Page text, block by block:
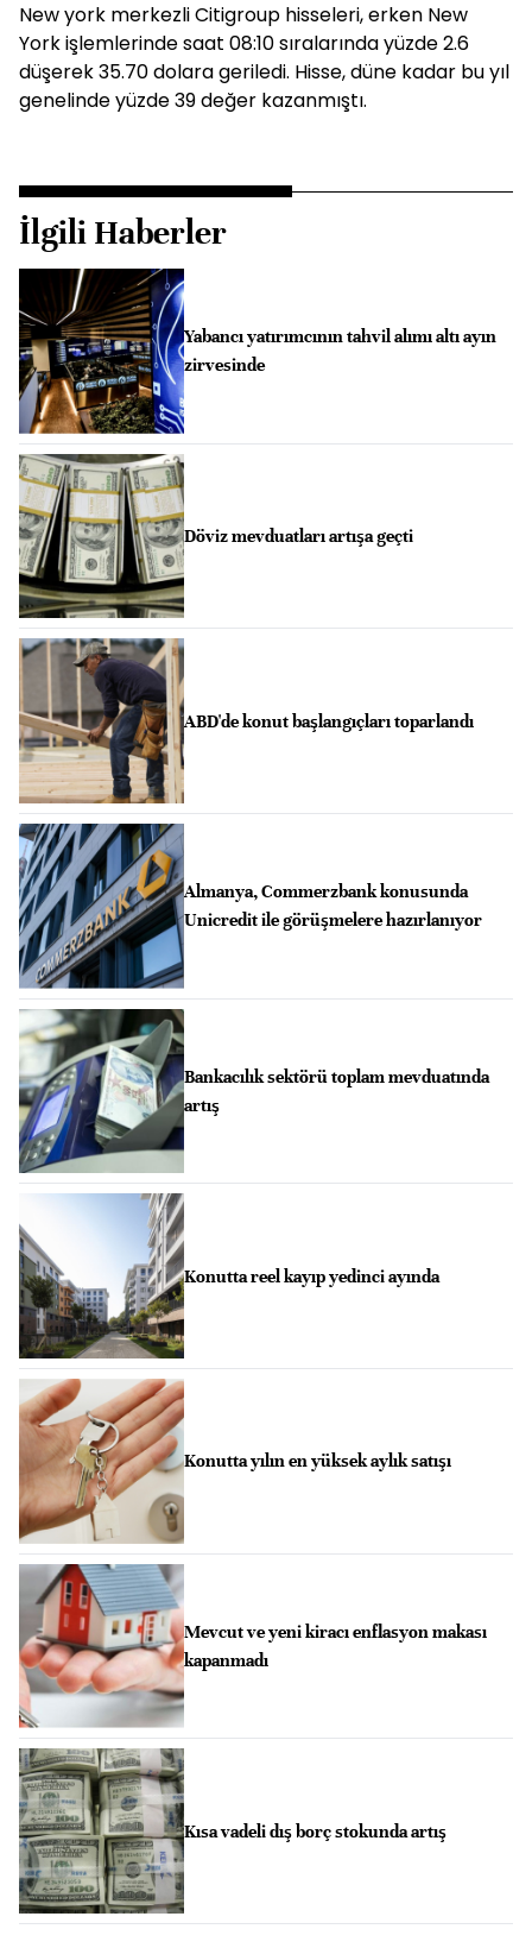
New york merkezli Citigroup hisseleri, erken New
York işlemlerinde saat 08:10 sıralarında yüzde 2.6
düşerek 35.70 dolara geriledi. Hisse, düne kadar bu yıl
genelinde yüzde 39 değer kazanmıştı.
İlgili Haberler
Yabancı yatırımcının tahvil alımı altı ayın
zirvesinde
Döviz mevduatları artışa geçti
ABD'de konut başlangıçları toparlandı
Almanya, Commerzbank konusunda
Unicredit ile görüşmelere hazırlanıyor
Bankacılık sektörü toplam mevduatında
artış
Konutta reel kayıp yedinci ayında
Konutta yılın en yüksek aylık satışı
Mevcut ve yeni kiracı enflasyon makası
kapanmadı
Kısa vadeli dış borç stokunda artış